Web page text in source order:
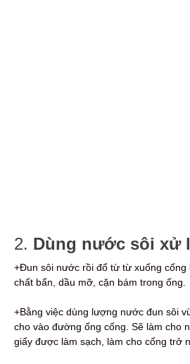
2. Dùng nước sôi xử
+Đun sôi nước rồi đổ từ từ xuống cống
chất bẩn, dầu mỡ, cặn bám trong ống.
+Bằng việc dùng lượng nước đun sôi
cho vào đường ống cống. Sẽ làm cho
giấy được làm sạch, làm cho cống trở